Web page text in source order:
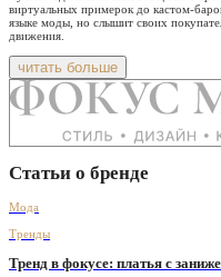
виртуальных примерок до кастом-
языке моды, но слышит своих
движения.
читать больше
Статьи о бренде
Мода
Тренды
Тренд в фокусе: платья с